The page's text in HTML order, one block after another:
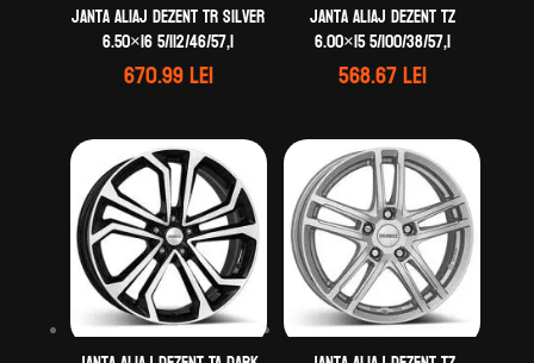
Janta aliaj DEZENT TR silver
6.50×16 5/112/46/57,1
670.99lei
Janta aliaj DEZENT TZ
6.00×15 5/100/38/57,1
568.67lei